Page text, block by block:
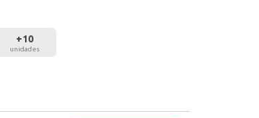
+10
unidades